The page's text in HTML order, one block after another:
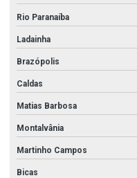
Rio Paranaíba
Ladainha
Brazópolis
Caldas
Matias Barbosa
Montalvânia
Martinho Campos
Bicas